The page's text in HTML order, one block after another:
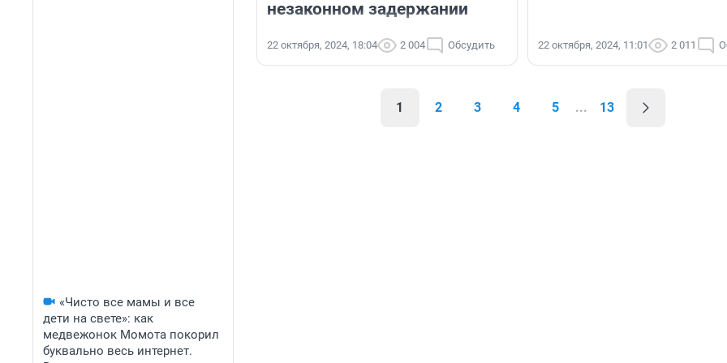
«Чисто все мамы и все
дети на свете»: как
медвежонок Момота покорил
буквально весь интернет.
незаконном задержании
22 октября, 2024, 18:04 2 004 Обсудить 22 октября, 2024, 11:01 2 011
1 2 3 4 5 ... 13